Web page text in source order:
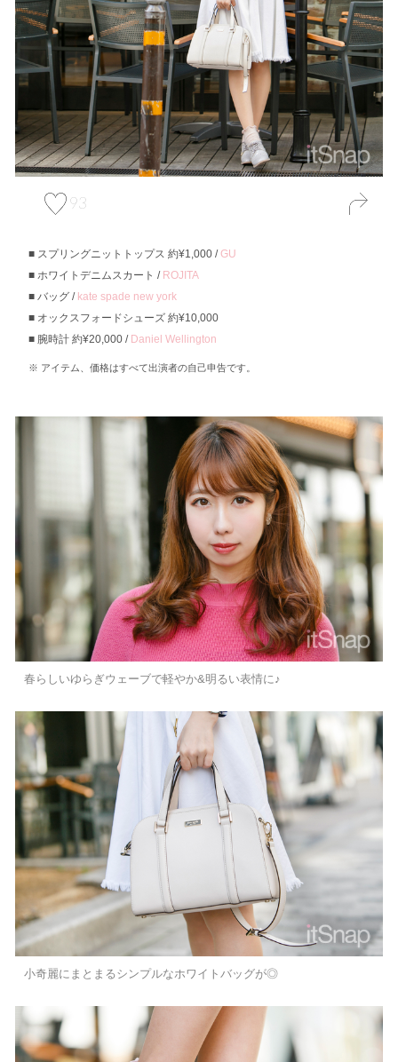
93
スプリングニットトップス 約¥1,000 /GU
ホワイトデニムスカート / ROJITA
バッグ / kate spade new york
オックスフォードシューズ 約¥10,000
腕時計 約¥20,000 / Daniel Wellington
アイテム、価格はすべて出演者の自己申告です。
春らしいゆらぎウェーブで軽やか&明るい表情に♪
小奇麗にまとまるシンプルなホワイトバッグが◎